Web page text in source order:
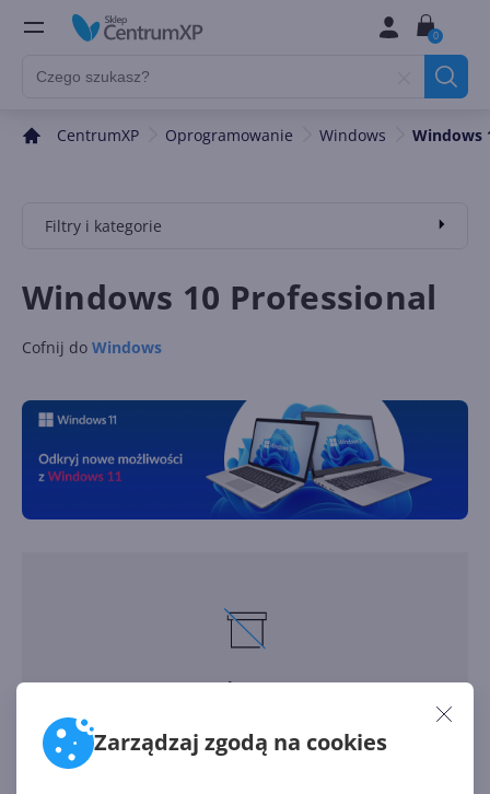
Zarządzaj zgodą na cookies
0
CentrumXP Oprogramowanie Windows Windows
Filtry i kategorie
Windows 10 Professional
Cofnij do Windows
Brak produktów w tej kategorii